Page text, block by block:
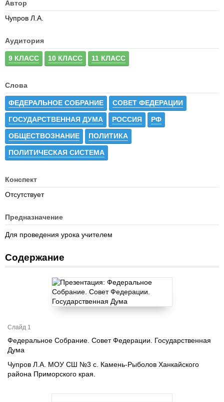
Автор
Чупров Л.А.
Аудитория
9 КЛАСС 10 КЛАСС 11 КЛАСС
Слова
ФЕДЕРАЛЬНОЕ СОБРАНИЕ СОВЕТ ФЕДЕРАЦИИ
ГОСУДАРСТВЕННАЯ ДУМА РОССИЯ РФ
ОБЩЕСТВОЗНАНИЕ ПОЛИТИКА
ПОЛИТИЧЕСКАЯ СИСТЕМА
Конспект
Отсутствует
Предназначение
Для проведения урока учителем
Содержание
Слайд 1
Федеральное Собрание. Совет Федерации. Государственная
Дума
Чупров Л.А. МОУ СШ №3 с. Камень-Рыболов Ханкайского
района Приморского края.